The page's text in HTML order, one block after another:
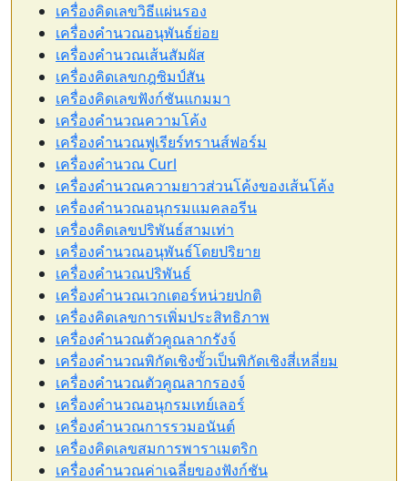
เครื่องคิดเลขวิธีแผ่นรอง
เครื่องคำนวณอนุพันธ์ย่อย
เครื่องคำนวณเส้นสัมผัส
เครื่องคิดเลขกฎซิมป์สัน
เครื่องคิดเลขฟังก์ชันแกมมา
เครื่องคำนวณความโค้ง
เครื่องคำนวณฟูเรียร์ทรานส์ฟอร์ม
เครื่องคำนวณ Curl
เครื่องคำนวณความยาวส่วนโค้งของเส้นโค้ง
เครื่องคำนวณอนุกรมแมคลอรีน
เครื่องคิดเลขปริพันธ์สามเท่า
เครื่องคำนวณอนุพันธ์โดยปริยาย
เครื่องคำนวณปริพันธ์
เครื่องคำนวณเวกเตอร์หน่วยปกติ
เครื่องคิดเลขการเพิ่มประสิทธิภาพ
เครื่องคำนวณตัวคูณลากรังจ์
เครื่องคำนวณพิกัดเชิงขั้วเป็นพิกัดเชิงสี่เหลี่ยม
เครื่องคำนวณตัวคูณลากรองจ์
เครื่องคำนวณอนุกรมเทย์เลอร์
เครื่องคำนวณการรวมอนันต์
เครื่องคิดเลขสมการพาราเมตริก
เครื่องคำนวณค่าเฉลี่ยของฟังก์ชัน